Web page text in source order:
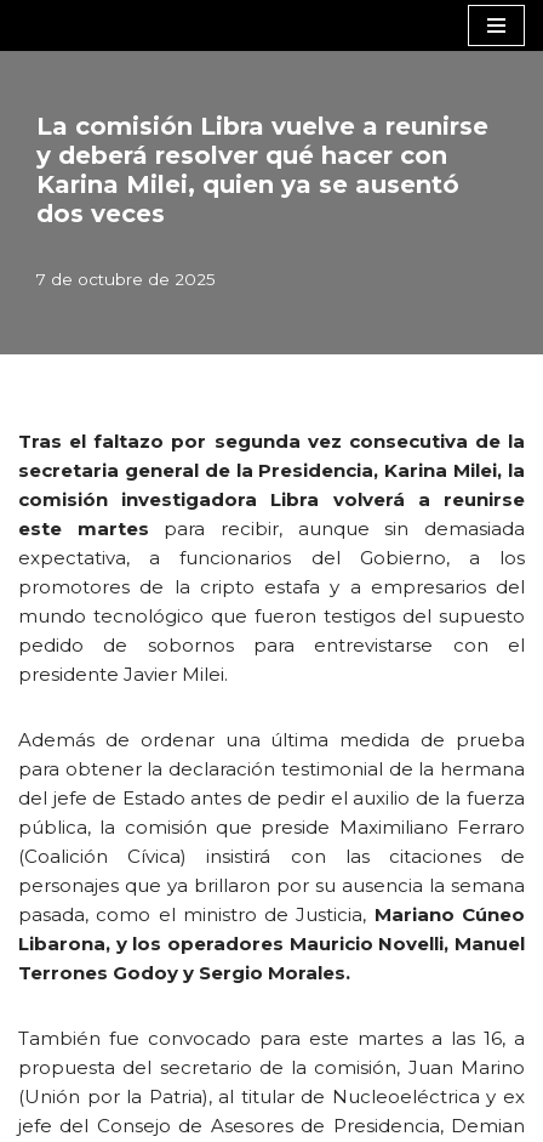
contenido
La comisión Libra vuelve a reunirse
y deberá resolver qué hacer con
Karina Milei, quien ya se ausentó
dos veces
7 de octubre de 2025
Tras el faltazo por segunda vez consecutiva de la
secretaria general de la Presidencia, Karina Milei, la
comisión investigadora Libra volverá a reunirse
este martes para recibir, aunque sin demasiada
expectativa, a funcionarios del Gobierno, a los
promotores de la cripto estafa y a empresarios del
mundo tecnológico que fueron testigos del supuesto
pedido de sobornos para entrevistarse con el
presidente Javier Milei.
Además de ordenar una última medida de prueba
para obtener la declaración testimonial de la hermana
del jefe de Estado antes de pedir el auxilio de la fuerza
pública, la comisión que preside Maximiliano Ferraro
(Coalición Cívica) insistirá con las citaciones de
personajes que ya brillaron por su ausencia la semana
pasada, como el ministro de Justicia, Mariano Cúneo
Libarona, y los operadores Mauricio Novelli, Manuel
Terrones Godoy y Sergio Morales.
También fue convocado para este martes a las 16, a
propuesta del secretario de la comisión, Juan Marino
(Unión por la Patria), al titular de Nucleoeléctrica y ex
jefe del Consejo de Asesores de Presidencia, Demian